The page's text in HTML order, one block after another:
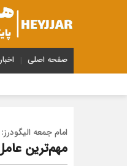
صفحه اصلی
امام جمعه الیگودرز:
مهم‌ترین